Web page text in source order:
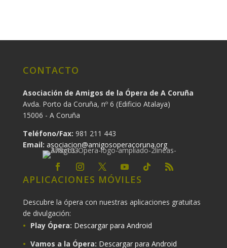
CONTACTO
Asociación de Amigos de la Ópera de A Coruña
Avda. Porto da Coruña, nº 6 (Edificio Atalaya)
15006 - A Coruña
Teléfono/Fax: 981 211 443
Email: asociacion@amigosoperacoruna.org
APLICACIONES MÓVILES
Descubre la ópera con nuestras aplicaciones gratuitas
de divulgación:
Play Ópera: Descargar para Android
Vamos a la Ópera: Descargar para Android